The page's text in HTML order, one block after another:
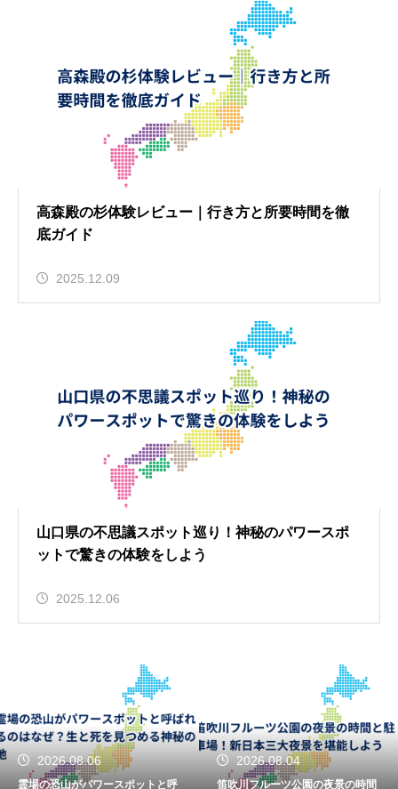
高森殿の杉体験レビュー｜行き方と所要時間を徹
底ガイド
2025.12.09
山口県の不思議スポット巡り！神秘のパワースポ
ットで驚きの体験をしよう
2025.12.06
2026.08.06
霊場の恐山がパワースポットと呼
2026.08.04
笛吹川フルーツ公園の夜景の時間